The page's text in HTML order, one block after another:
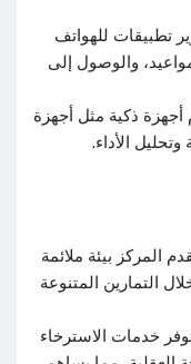
تطبيقات للهواتف
والوصول إلى
أجهزة ذكية مثل أجهزة
وتحليل الأداء.
المركز بيئة ملائمة
التمارين المتنوعة
خدمات الاسترخاء